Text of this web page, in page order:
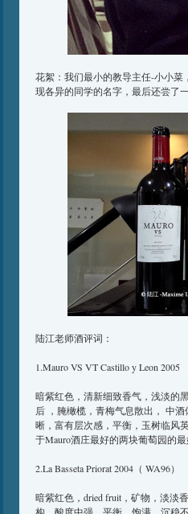
花絮：我们最小的教导主任-小小
现各异的同学的名字，最后还尝了
陆江老师酒评词：
1.Mauro VS VT Castillo y Leon 2005
暗紫红色，清新细致香气，浅淡的
后 ，腌橄榄，青梅气息散出， 中
晰，富有层次感，平衡，玉树临风
于Mauro酒庄最好的两块葡萄园的
2.La Basseta Priorat 2004（ WA96）
暗紫红色，dried fruit，矿物，淡淡
构，酸度中强，平衡，饱满，沉稳